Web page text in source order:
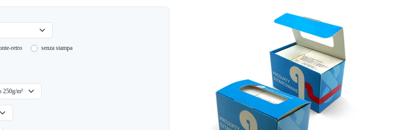
retro senza stampa